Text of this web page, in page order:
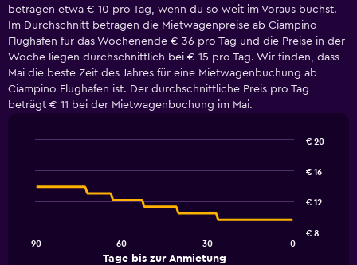
betragen etwa € 10 pro Tag, wenn du so weit im Voraus buchst.
Im Durchschnitt betragen die Mietwagenpreise ab Ciampino
Flughafen für das Wochenende € 36 pro Tag und die Preise in der
Woche liegen durchschnittlich bei € 15 pro Tag. Wir finden, dass
Mai die beste Zeit des Jahres für eine Mietwagenbuchung ab
Ciampino Flughafen ist. Der durchschnittliche Preis pro Tag
beträgt € 11 bei der Mietwagenbuchung im Mai.
chart
The
Tage bis zur Anmietung
90 60 30 0
€ 8
€ 12
€ 16
€ 20